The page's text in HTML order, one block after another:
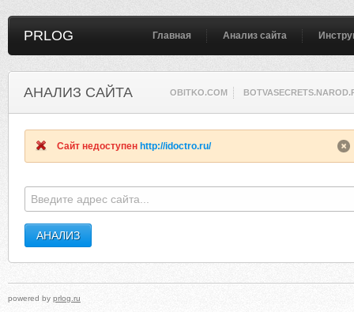
PRLOG Главная Анализ сайта
АНАЛИЗ САЙТА OBITKO.COM
Сайт недоступен http://idoctro.ru/
powered by prlog.ru